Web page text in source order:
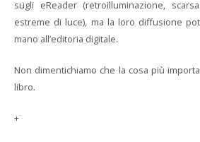
sugli eReader (retroilluminazione,
estreme di luce), ma la loro diffusione
mano all’editoria digitale.
Non dimentichiamo che la cosa più
libro.
+